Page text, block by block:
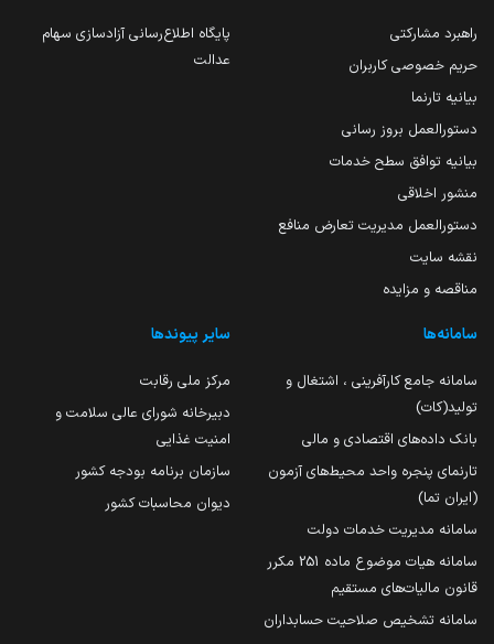
راهبرد مشارکتی
حریم خصوصی کاربران
بیانیه تارنما
دستورالعمل بروز رسانی
بیانیه توافق سطح خدمات
منشور اخلاقی
دستورالعمل مدیریت تعارض منافع
نقشه سایت
مناقصه و مزایده
پایگاه اطلاع‌رسانی آزادسازی سهام
عدالت
سامانه‌ها
سامانه جامع کارآفرینی ، اشتغال و
تولید(کات)
بانک داده‌های اقتصادی و مالی
تارنمای پنجره واحد محیط‌های آزمون
(ایران تما)
سامانه مدیریت خدمات دولت
سامانه هیات موضوع ماده 251 مکرر
قانون مالیات‌های مستقیم
سامانه تشخیص صلاحیت حسابداران
سایر پیوندها
مرکز ملی رقابت
دبیرخانه شورای عالی سلامت و
امنیت غذایی
سازمان برنامه بودجه کشور
دیوان محاسبات کشور